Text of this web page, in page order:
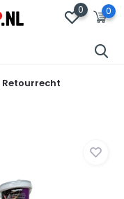
0 0
Retourrecht